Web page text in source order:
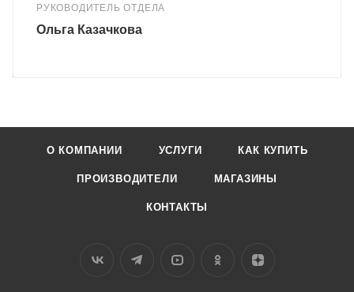
РУКОВОДИТЕЛЬ ОТДЕЛА
Ольга Казачкова
О КОМПАНИИ УСЛУГИ КАК КУПИТЬ
ПРОИЗВОДИТЕЛИ МАГАЗИНЫ
КОНТАКТЫ